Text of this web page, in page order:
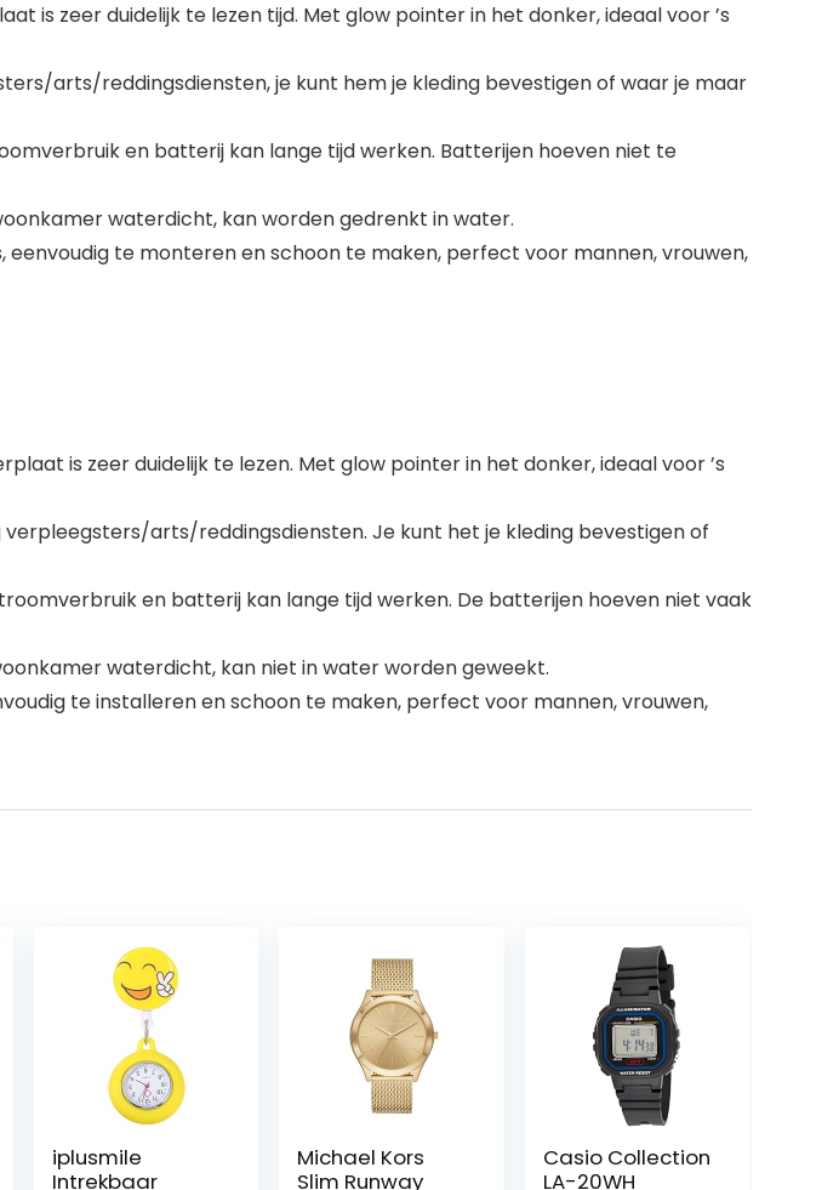
is zeer duidelijk te lezen tijd. Met glow pointer in het donker, ideaal voor ’s
arts/reddingsdiensten, je kunt hem je kleding bevestigen of waar je maar
en batterij kan lange tijd werken. Batterijen hoeven niet te
waterdicht, kan worden gedrenkt in water.
te monteren en schoon te maken, perfect voor mannen, vrouwen,
is zeer duidelijk te lezen. Met glow pointer in het donker, ideaal voor ’s
arts/reddingsdiensten. Je kunt het je kleding bevestigen of
en batterij kan lange tijd werken. De batterijen hoeven niet vaak
waterdicht, kan niet in water worden geweekt.
te installeren en schoon te maken, perfect voor mannen, vrouwen,
iplusmile
Intrekbaar
Michael Kors
Slim Runway
Casio Collection
LA-20WH